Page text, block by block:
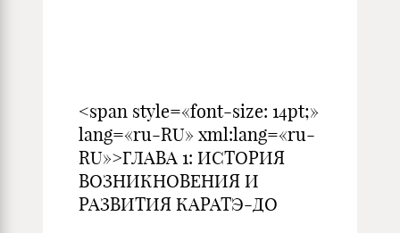
<span style=«font-size: 14pt;»
lang=«ru-RU» xml:lang=«ru-
RU»>ГЛАВА 1: ИСТОРИЯ
ВОЗНИКНОВЕНИЯ И
РАЗВИТИЯ КАРАТЭ-ДО